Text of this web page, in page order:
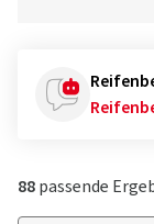
88passende